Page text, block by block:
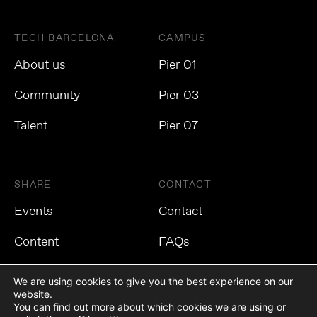
TECH BARCELONA
About us
Community
Talent
CAMPUS
Pier 01
Pier 03
Pier 07
SHARE
Events
Content
CONTACT
Contact
FAQs
Privacy Policy Cookies Policy Legal Notice
We are using cookies to give you the best experience on our
website.
You can find out more about which cookies we are using or